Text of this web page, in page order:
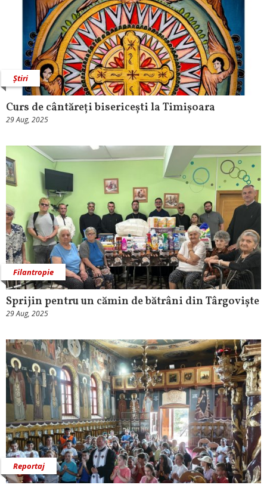
Știri
Curs de cântăreți bisericești la Timișoara
29 Aug, 2025
Filantropie
Sprijin pentru un cămin de bătrâni din Târgoviște
29 Aug, 2025
Reportaj